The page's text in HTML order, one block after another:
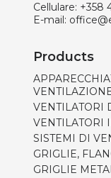
Cellulare: +358
E-mail:
Products
VENTILATORI
VENTILATORI
SISTEMI DI
GRIGLIE,
GRIGLIE